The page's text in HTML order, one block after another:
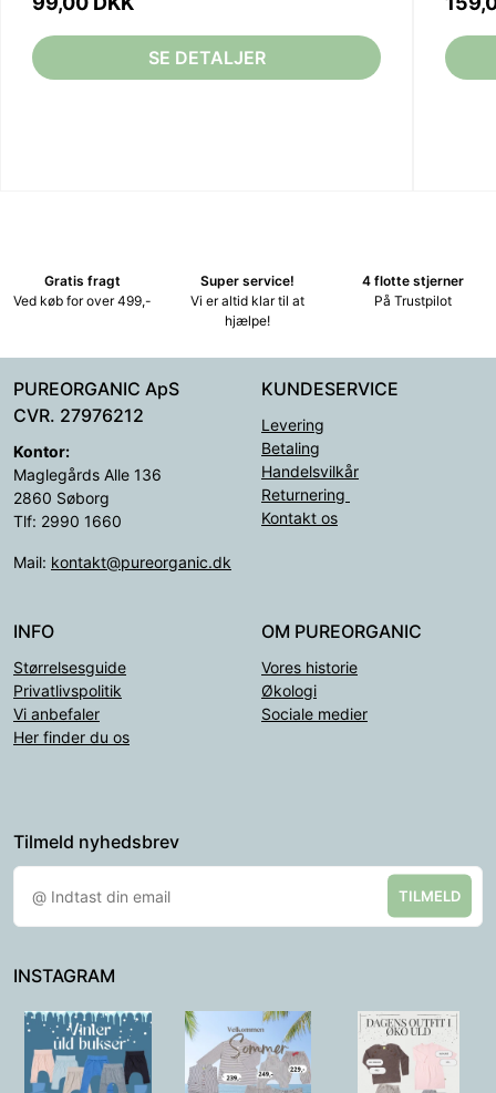
SE DETALJER
Gratis fragt
Ved køb for over 499,-
Super service!
Vi er altid klar til at
hjælpe!
4 flotte stjerner
På Trustpilot
PUREORGANIC ApS
CVR. 27976212
Kontor:
Maglegårds Alle 136
2860 Søborg
Tlf: 2990 1660
Mail: kontakt@pureorganic.dk
KUNDESERVICE
Levering
Betaling
Handelsvilkår
Returnering
Kontakt os
INFO
Størrelsesguide
Privatlivspolitik
Vi anbefaler
Her finder du os
OM PUREORGANIC
Vores historie
Økologi
Sociale medier
Tilmeld nyhedsbrev
TILMELD
INSTAGRAM